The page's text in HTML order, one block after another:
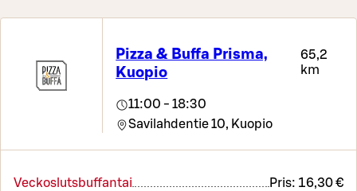
Pizza & Buffa Prisma,
Kuopio
65,2
km
11:00 - 18:30
Savilahdentie 10, Kuopio
Veckoslutsbuffantai Pris: 16,30 €